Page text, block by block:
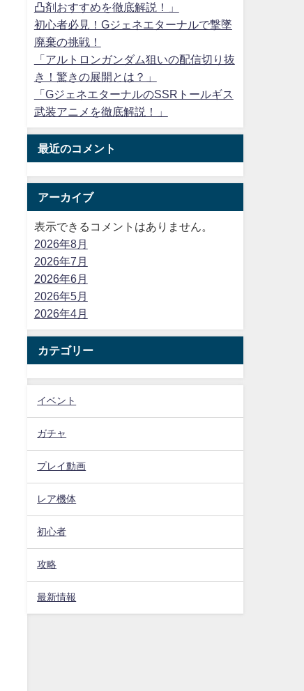
凸剤おすすめを徹底解説！」
初心者必見！Gジェネエターナルで撃墜
廃棄の挑戦！
「アルトロンガンダム狙いの配信切り抜
き！驚きの展開とは？」
「GジェネエターナルのSSRトールギス
武装アニメを徹底解説！」
最近のコメント
アーカイブ
表示できるコメントはありません。
2026年8月
2026年7月
2026年6月
2026年5月
2026年4月
カテゴリー
イベント
ガチャ
プレイ動画
レア機体
初心者
攻略
最新情報